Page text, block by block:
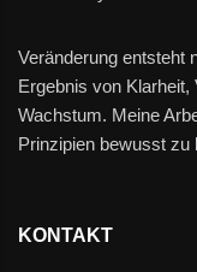
Veränderung entsteht
Ergebnis von
Wachstum. Meine
Prinzipien bewusst zu
KONTAKT